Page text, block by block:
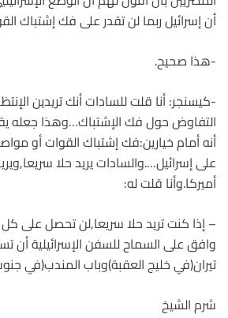
أن إسرائيل ربما لن تقدر على فك إشتباك
-هذا صحيح.
-كيسنجر: أنا قلت للسادات أنك تريدين
التفاوض حول فك الإشتباك…وهذا جعله
أنه أمام خيارين:فك إشتباك القوات أو
على إسرائيل….والسادات يريد حلا
أميركا.وأنا قلت له:
– إذا كنت تريد حلا سريعا,لن تحصل على
وافق على السماح للسفن الإسرائيلية
تيران(في خليج العقبة)وباب المندب(في
شرم الشيخ